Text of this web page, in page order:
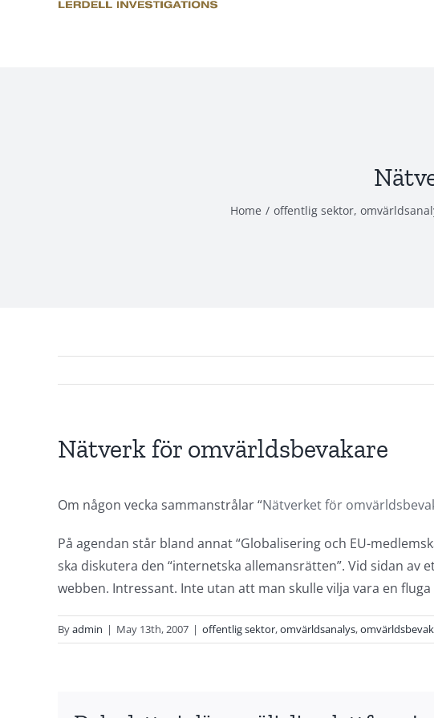
Home / offentlig sektor,
Nätverk för omvärldsbevakare
Om någon vecka sammanstrålar “Nätverket för
På agendan står bland annat “Globalisering och EU-
ska diskutera den “internetska allemansrätten”. Vid sidan
webben. Intressant. Inte utan att man skulle vilja vara en
Byadmin | May 13th, 2007 | offentlig sektor,omvärldsanalys,